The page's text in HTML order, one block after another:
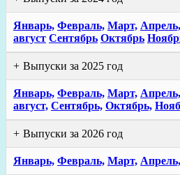
Январь, Февраль, Март, Апрель,
август Сентябрь Октябрь
Выпуски за 2025 год
Январь, Февраль, Март, Апрель,
август, Сентябрь, Октябрь,
Выпуски за 2026 год
Январь, Февраль, Март, Апрель,